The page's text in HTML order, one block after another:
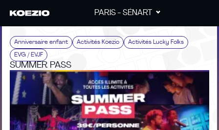
PARIS - SÉNART
Anniversaire enfant Activités Koezio Activités Lucky Folks
EVG / EVJF
SUMMER PASS